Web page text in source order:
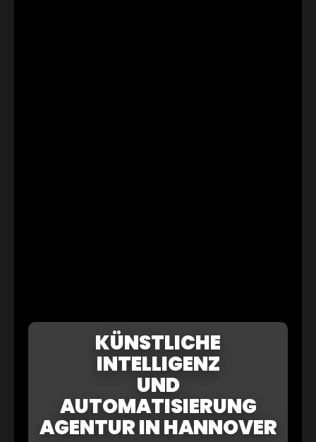
KÜNSTLICHE
INTELLIGENZ
UND
AUTOMATISIERUNG
AGENTUR IN HANNOVER